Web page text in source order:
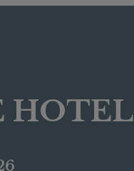
HOTEL